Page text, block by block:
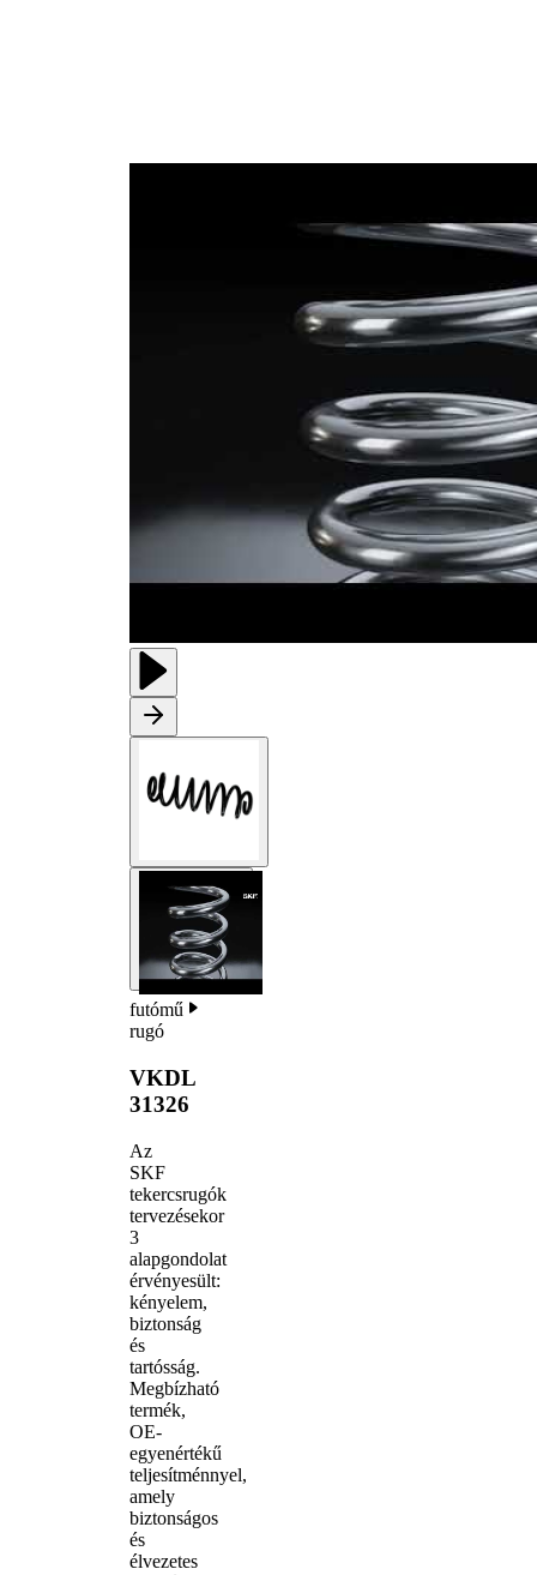
futómű
rugó
VKDL
31326
Az
SKF
tekercsrugók
tervezésekor
3
alapgondolat
érvényesült:
kényelem,
biztonság
és
tartósság.
Megbízható
termék,
OE-
egyenértékű
teljesítménnyel,
amely
biztonságos
és
élvezetes